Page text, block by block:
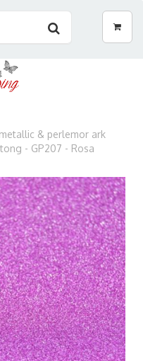
& perlemor ark
- GP207 - Rosa